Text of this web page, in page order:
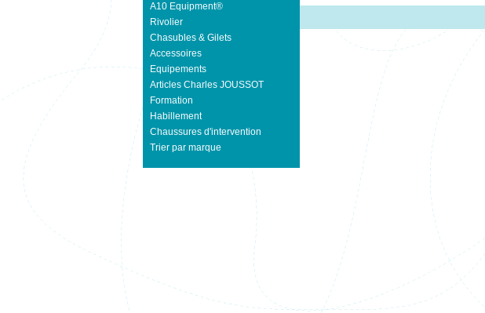
A10 Equipment®
Rivolier
Chasubles & Gilets
Accessoires
Equipements
Articles Charles JOUSSOT
Formation
Habillement
Chaussures d'intervention
Trier par marque